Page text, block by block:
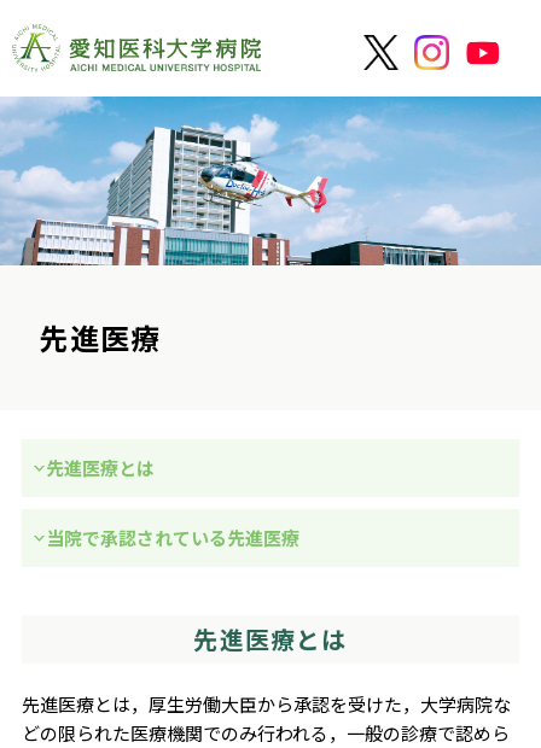
先進医療
先進医療とは
当院で承認されている先進医療
先進医療とは
先進医療とは，厚生労働大臣から承認を受けた，大学病院な
どの限られた医療機関でのみ行われる，一般の診療で認めら